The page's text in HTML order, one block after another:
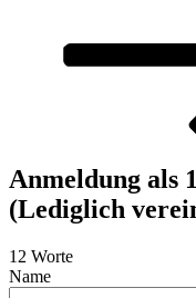
Anmeldung als
(Lediglich
12 Worte
Name